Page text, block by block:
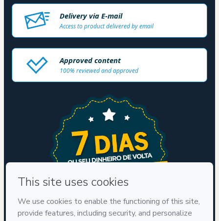
Delivery via E-mail
Access to product delivered by email
Approved content
100% reviewed and approved